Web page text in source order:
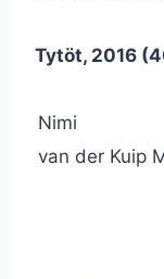
Tytöt, 2016
Nimi
van der Kuip